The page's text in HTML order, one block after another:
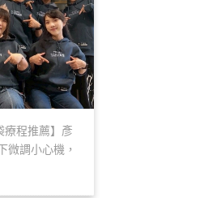
療程推薦】彥
微調小心機，